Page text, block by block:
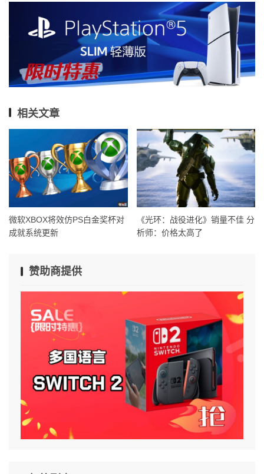
相关文章
微软XBOX将效仿PS白金奖杯对
成就系统更新
《光环：战役进化》销量不佳 分
析师：价格太高了
赞助商提供